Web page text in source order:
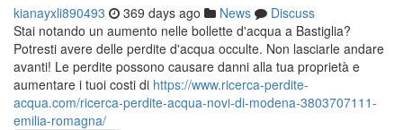
kianayxli890493 369 days ago News
Discuss
Stai notando un aumento nelle bollette d'acqua a Bastiglia?
Potresti avere delle perdite d'acqua occulte. Non lasciarle andare
avanti! Le perdite possono causare danni alla tua proprietà e
aumentare i tuoi costi di https://www.ricerca-perdite-
acqua.com/ricerca-perdite-acqua-novi-di-modena-3803707111-
emilia-romagna/